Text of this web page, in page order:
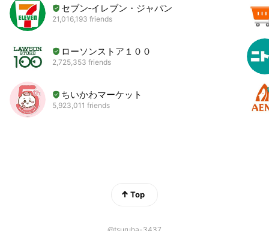
セブン‐イレブン・ジャパン
21,016,193 friends
ローソンストア１００
2,725,353 friends
ちいかわマーケット
5,923,011 friends
Top